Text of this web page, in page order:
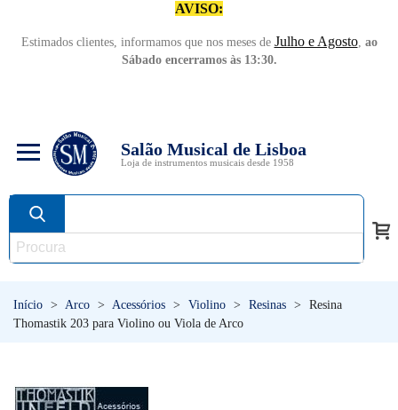
AVISO:
Estimados clientes, informamos que nos meses de Julho e Agosto, ao
Sábado encerramos às 13:30.
Salão Musical de Lisboa
Loja de instrumentos musicais desde 1958
Início > Arco > Acessórios > Violino > Resinas >
Resina
Thomastik 203 para Violino ou Viola de Arco